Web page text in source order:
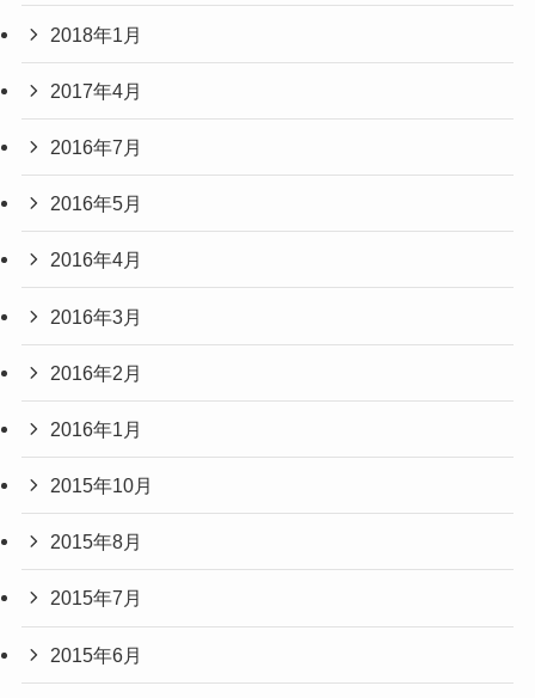
2018年1月
2017年4月
2016年7月
2016年5月
2016年4月
2016年3月
2016年2月
2016年1月
2015年10月
2015年8月
2015年7月
2015年6月